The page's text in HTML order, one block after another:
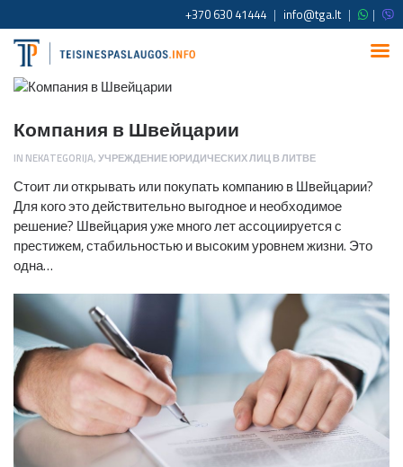
+370 630 41444 | info@tga.lt | |
Компания в Швейцарии
IN NEKATEGORIJA,УЧРЕЖДЕНИЕ ЮРИДИЧЕСКИХ ЛИЦ В ЛИТВЕ
Стоит ли открывать или покупать компанию в Швейцарии?
Для кого это действительно выгодное и необходимое
решение? Швейцария уже много лет ассоциируется с
престижем, стабильностью и высоким уровнем жизни. Это
одна…